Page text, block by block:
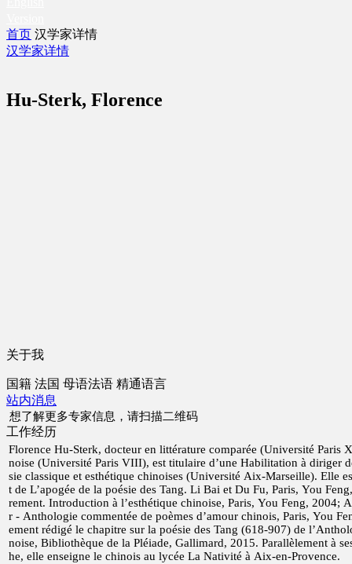
首页 汉学家详情
汉学家详情
Hu-Sterk, Florence
关于我
国籍 法国 母语法语 精通语言
站内消息
想了解更多专家信息，请扫描二维码
工作经历
Florence Hu-Sterk, docteur en littérature comparée (Université Paris
noise (Université Paris VIII), est titulaire d’une Habilitation à diriger
sie classique et esthétique chinoises (Université Aix-Marseille). Elle
t de L’apogée de la poésie des Tang. Li Bai et Du Fu, Paris, You
rement. Introduction à l’esthétique chinoise, Paris, You Feng, 2004;
r - Anthologie commentée de poèmes d’amour chinois, Paris, You
ement rédigé le chapitre sur la poésie des Tang (618-907) de
noise, Bibliothèque de la Pléiade, Gallimard, 2015. Parallèlement à
he, elle enseigne le chinois au lycée La Nativité à Aix-en-Provence.